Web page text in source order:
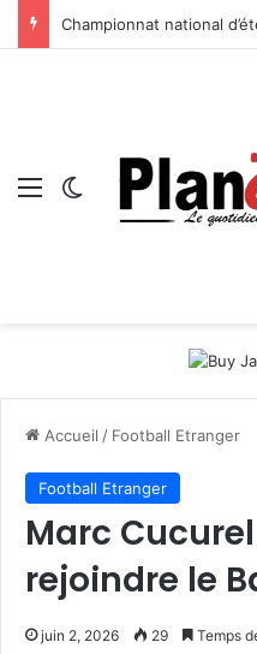
Menu Switch skin
Accueil / Football Etranger
Football Etranger
Marc
rejoindre le
juin 2, 2026 29 Temps